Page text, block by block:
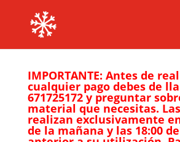
IMPORTANTE: Antes de
cualquier pago debes de
671725172 y preguntar
material que necesitas.
realizan exclusivamente
de la mañana y las 18:00